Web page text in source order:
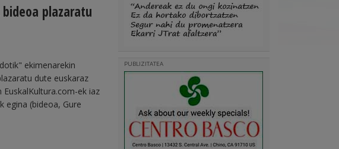
plazaratu
ekimenarekin
dute euskaraz
ek iaz
egina (bideoa, Gure
PUBLIZITATEA